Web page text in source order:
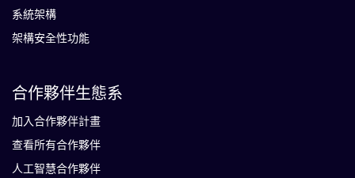
系統架構
架構安全性功能
合作夥伴生態系
加入合作夥伴計畫
查看所有合作夥伴
人工智慧合作夥伴